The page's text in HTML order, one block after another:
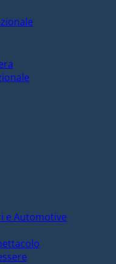
e Automotive